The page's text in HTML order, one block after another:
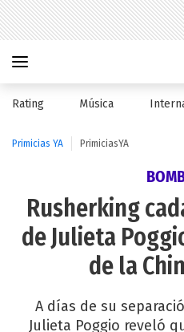
Rating Música
Primicias YA PrimiciasYA
Rusherking
de Julieta
de la
A días de su
Julieta Poggio reveló